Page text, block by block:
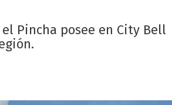
Pincha posee en City Bell